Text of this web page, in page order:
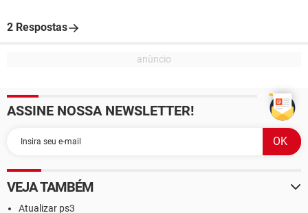
2 Respostas
ASSINE NOSSA NEWSLETTER!
VEJA TAMBÉM
Atualizar ps3